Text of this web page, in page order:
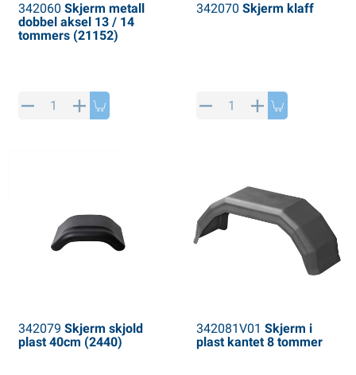
342060 Skjerm metall
dobbel aksel 13 / 14
tommers (21152)
342070 Skjerm klaff
342079 Skjerm skjold
plast 40cm (2440)
342081V01 Skjerm i
plast kantet 8 tommer